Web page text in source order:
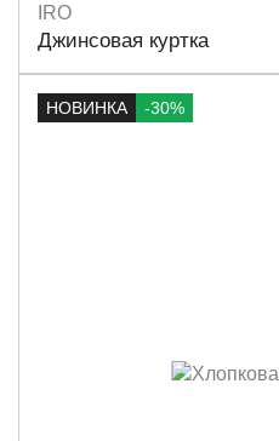
Размеры36
IRO
Джинсовая куртка
НОВИНКА -30%